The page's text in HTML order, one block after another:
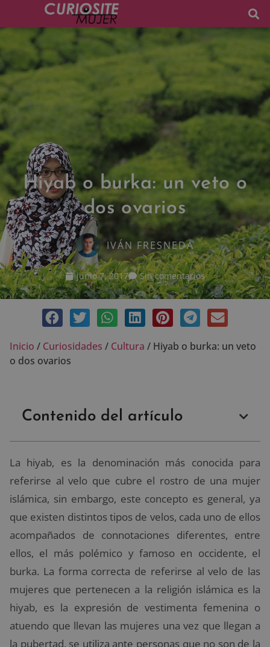
Hiyab o burka: un veto o
dos ovarios
IVÁN FRESNEDA
junio 7, 2017 Sin comentarios
Inicio / Curiosidades / Cultura / Hiyab o burka: un veto
o dos ovarios
Contenido del artículo
La hiyab, es la denominación más conocida para
referirse al velo que cubre el rostro de una mujer
islámica, sin embargo, este concepto es general, ya
que existen distintos tipos de velos, cada uno de ellos
acompañados de connotaciones diferentes, entre
ellos, el más polémico y famoso en occidente, el
burka. La forma correcta de referirse al velo de las
mujeres que pertenecen a la religión islámica es la
hiyab, es la expresión de vestimenta femenina o
atuendo que llevan las mujeres una vez que llegan a
la pubertad, se utiliza ante personas que no son de la